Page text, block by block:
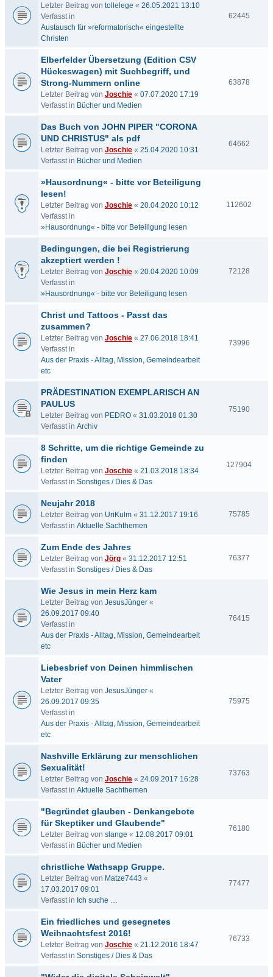
Letzter Beitrag von tollelege « 26.05.2021 13:10
Verfasst in
Austausch für »reformatorisch« eingestellte
Christen
62445
Elberfelder Übersetzung (Edition CSV
Hückeswagen) mit Suchbegriff, und
Strong-Nummern online
Letzter Beitrag von Joschie « 07.07.2020 17:19
Verfasst in Bücher und Medien
63878
Das Buch von JOHN PIPER "CORONA
UND CHRISTUS" als pdf
Letzter Beitrag von Joschie « 25.04.2020 10:31
Verfasst in Bücher und Medien
64662
»Hausordnung« - bitte vor Beteiligung
lesen!
Letzter Beitrag von Joschie « 20.04.2020 10:12
Verfasst in
»Hausordnung« - bitte vor Beteiligung lesen
112602
Bedingungen, die bei Registrierung
akzeptiert werden !
Letzter Beitrag von Joschie « 20.04.2020 10:09
Verfasst in
»Hausordnung« - bitte vor Beteiligung lesen
72128
Christ und Tattoos - Passt das
zusammen?
Letzter Beitrag von Joschie « 27.06.2018 18:41
Verfasst in
Aus der Praxis - Alltag, Mission, Gemeindearbeit
etc
73996
PRÄDESTINATION EXEMPLARISCH AN
PAULUS
Letzter Beitrag von PEDRO « 31.03.2018 01:30
Verfasst in Archiv
75190
8 Schritte, um die richtige Gemeinde zu
finden
Letzter Beitrag von Joschie « 21.03.2018 18:34
Verfasst in Sonstiges / Dies & Das
127904
Neujahr 2018
Letzter Beitrag von UriKulm « 31.12.2017 19:16
Verfasst in Aktuelle Sachthemen
75785
Zum Ende des Jahres
Letzter Beitrag von Jörg « 31.12.2017 12:51
Verfasst in Sonstiges / Dies & Das
76377
Wie Jesus in mein Herz kam
Letzter Beitrag von JesusJünger «
26.09.2017 09:40
Verfasst in
Aus der Praxis - Alltag, Mission, Gemeindearbeit
etc
76415
Liebesbrief von Deinen himmlischen
Vater
Letzter Beitrag von JesusJünger «
26.09.2017 09:35
Verfasst in
Aus der Praxis - Alltag, Mission, Gemeindearbeit
etc
75975
Nashville Erklärung zur menschlichen
Sexualität!
Letzter Beitrag von Joschie « 24.09.2017 16:28
Verfasst in Aktuelle Sachthemen
73763
"Begründet glauben - Denkangebote
für Skeptiker und Glaubende"
Letzter Beitrag von slange « 12.08.2017 09:01
Verfasst in Bücher und Medien
76180
christliche Wathsapp Gruppe.
Letzter Beitrag von Matze7443 «
17.03.2017 09:01
Verfasst in Ich suche …
77477
Ein friedliches und gesegnetes
Weihnachtsfest 2016!
Letzter Beitrag von Joschie « 21.12.2016 18:47
Verfasst in Sonstiges / Dies & Das
76733